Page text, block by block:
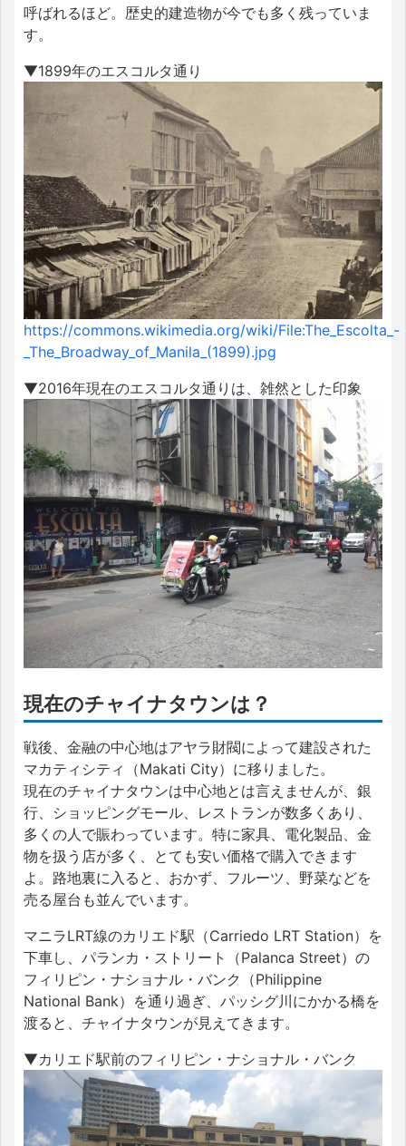
呼ばれるほど。歴史的建造物が今でも多く残っていま
す。
▼1899年のエスコルタ通り
https://commons.wikimedia.org/wiki/File:The_Escolta_-
_The_Broadway_of_Manila_(1899).jpg
▼2016年現在のエスコルタ通りは、雑然とした印象
現在のチャイナタウンは？
戦後、金融の中心地はアヤラ財閥によって建設された
マカティシティ（Makati City）に移りました。
現在のチャイナタウンは中心地とは言えませんが、銀
行、ショッピングモール、レストランが数多くあり、
多くの人で賑わっています。特に家具、電化製品、金
物を扱う店が多く、とても安い価格で購入できます
よ。路地裏に入ると、おかず、フルーツ、野菜などを
売る屋台も並んでいます。
マニラLRT線のカリエド駅（Carriedo LRT Station）を
下車し、パランカ・ストリート（Palanca Street）の
フィリピン・ナショナル・バンク（Philippine
National Bank）を通り過ぎ、パッシグ川にかかる橋を
渡ると、チャイナタウンが見えてきます。
▼カリエド駅前のフィリピン・ナショナル・バンク